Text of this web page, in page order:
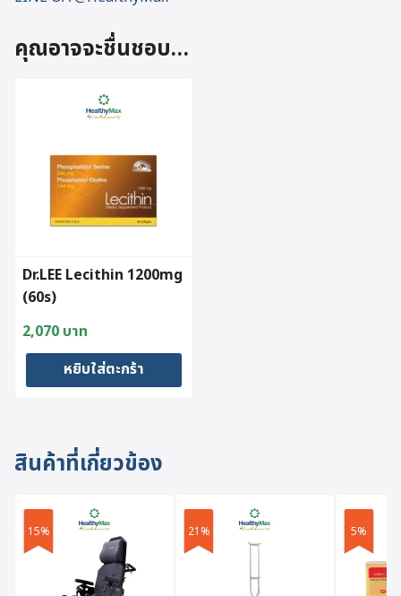
คุณอาจจะชื่นชอบ…
Dr.LEE Lecithin 1200mg
(60s)
2,070 บาท
หยิบใส่ตะกร้า
สินค้าที่เกี่ยวข้อง
15% 21% 5%